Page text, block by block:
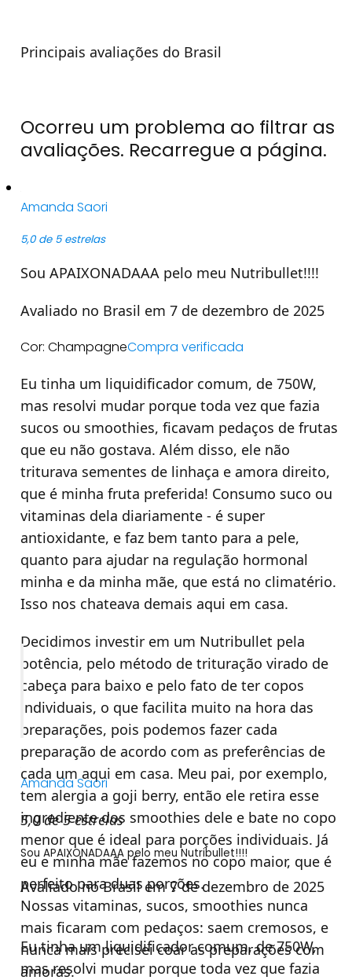
Principais avaliações do Brasil
Ocorreu um problema ao filtrar as
avaliações. Recarregue a página.
Amanda Saori
5,0 de 5 estrelas
Sou APAIXONADAAA pelo meu Nutribullet!!!!
Avaliado no Brasil em 7 de dezembro de 2025
Cor: ChampagneCompra verificada
Eu tinha um liquidificador comum, de 750W,
mas resolvi mudar porque toda vez que fazia
sucos ou smoothies, ficavam pedaços de frutas
que eu não gostava. Além disso, ele não
triturava sementes de linhaça e amora direito,
que é minha fruta preferida! Consumo suco ou
vitaminas dela diariamente - é super
antioxidante, e faz bem tanto para a pele,
quanto para ajudar na regulação hormonal
minha e da minha mãe, que está no climatério.
Isso nos chateava demais aqui em casa.
Decidimos investir em um Nutribullet pela
potência, pelo método de trituração virado de
cabeça para baixo e pelo fato de ter copos
individuais, o que facilita muito na hora das
preparações, pois podemos fazer cada
preparação de acordo com as preferências de
cada um aqui em casa. Meu pai, por exemplo,
tem alergia a goji berry, então ele retira esse
ingrediente dos smoothies dele e bate no copo
menor que é ideal para porções individuais. Já
eu e minha mãe fazemos no copo maior, que é
perfeito para duas porções.
Nossas vitaminas, sucos, smoothies nunca
mais ficaram com pedaços: saem cremosos, e
nunca mais precisei coar as preparações com
amoras.
Amanda Saori
5,0 de 5 estrelas
Sou APAIXONADAAA pelo meu Nutribullet!!!!
Avaliado no Brasil em 7 de dezembro de 2025
Eu tinha um liquidificador comum, de 750W,
mas resolvi mudar porque toda vez que fazia